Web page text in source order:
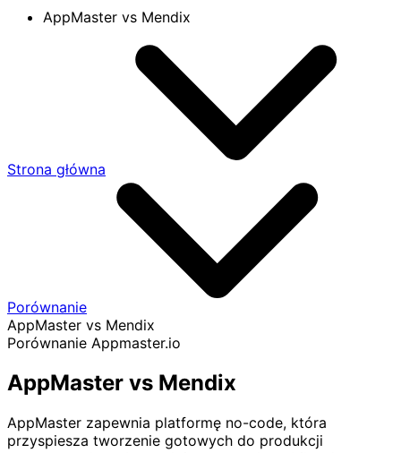
AppMaster vs Mendix
Strona główna
Porównanie
AppMaster vs Mendix
Porównanie Appmaster.io
AppMaster vs Mendix
AppMaster zapewnia platformę no-code, która
przyspiesza tworzenie gotowych do produkcji